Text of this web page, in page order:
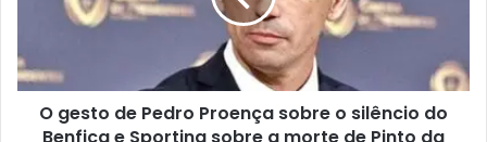
O gesto de Pedro Proença sobre o silêncio do